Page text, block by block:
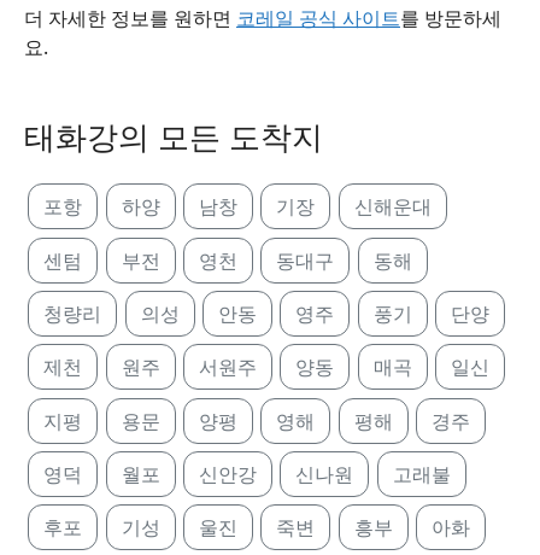
더 자세한 정보를 원하면 코레일 공식 사이트를 방문하세
요.
태화강의 모든 도착지
포항 하양 남창 기장 신해운대
센텀 부전 영천 동대구 동해
청량리 의성 안동 영주 풍기 단양
제천 원주 서원주 양동 매곡 일신
지평 용문 양평 영해 평해 경주
영덕 월포 신안강 신나원 고래불
후포 기성 울진 죽변 흥부 아화